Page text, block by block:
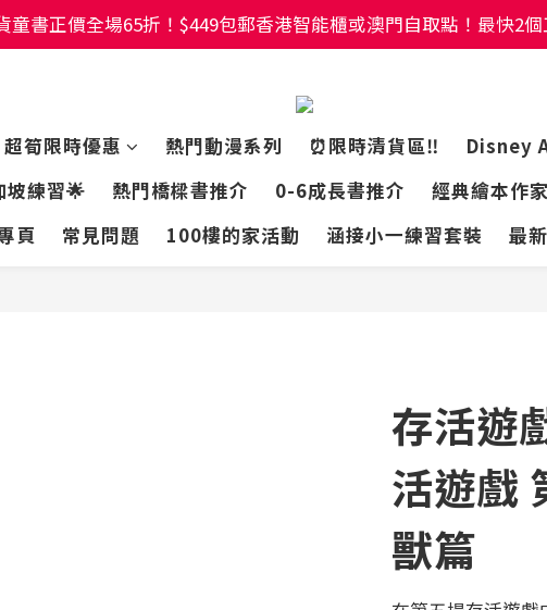
童書正價全場65折！$449包郵香港智能櫃或澳門自取點！最快2
童書正價全場65折！$449包郵香港智能櫃或澳門自取點！最快2
貨童書正價全場65折！$449包郵香港智能櫃或澳門自取點！最快2個
超筍限時優惠 熱門動漫系列 ⏰限時清貨區‼️ Disney
坡練習🌟 熱門橋樑書推介 0-6成長書推介 經典繪本作
頁 常見問題 100樓的家活動 涵接小一練習套裝 最
存活遊
活遊戲
獸篇